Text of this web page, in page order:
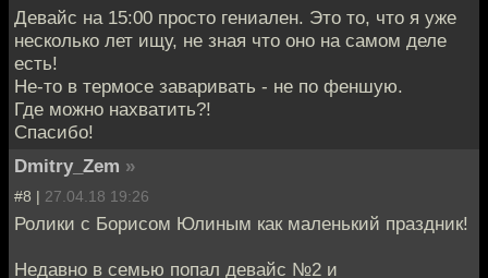
Девайс на 15:00 просто гениален. Это то, что я уже
несколько лет ищу, не зная что оно на самом деле
есть!
Не-то в термосе заваривать - не по феншую.
Где можно нахватить?!
Спасибо!
Dmitry_Zem »
#8 | 27.04.18 19:26
Ролики с Борисом Юлиным как маленький праздник!
Недавно в семью попал девайс №2 и